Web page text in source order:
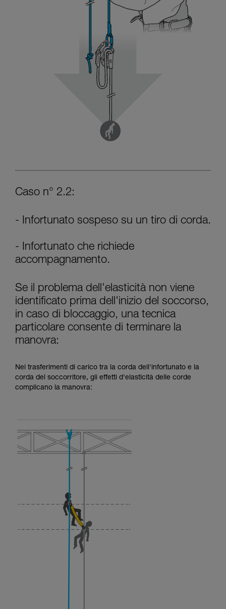
Caso n° 2.2:
- Infortunato sospeso su un tiro di corda.
- Infortunato che richiede
accompagnamento.
Se il problema dell'elasticità non viene
identificato prima dell'inizio del soccorso,
in caso di bloccaggio, una tecnica
particolare consente di terminare la
manovra:
Nei trasferimenti di carico tra la corda dell'infortunato e la
corda del soccorritore, gli effetti d'elasticità delle corde
complicano la manovra: